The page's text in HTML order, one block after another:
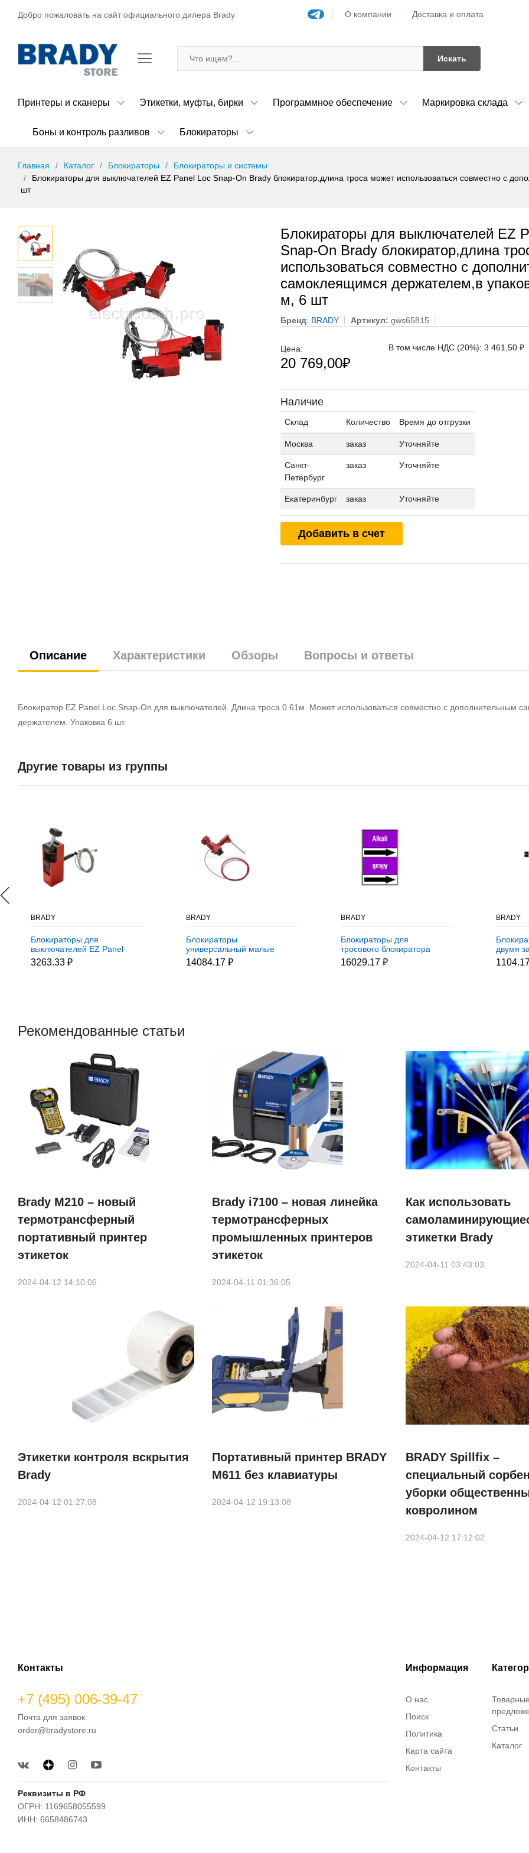
Добро пожаловать на сайт официального дилера Brady О компании Доставка и оплата
Искать
Принтеры и сканеры Этикетки, муфты, бирки Программное обеспечение Маркировка склада
Боны и контроль разливов Блокираторы
Главная Каталог Блокираторы
Блокираторы и системы
Блокираторы для выключателей EZ Panel Loc Snap-On Brady блокиратор,длина троса может использоваться совместно с
шт
Блокираторы для выключателей EZ
Snap-On Brady блокиратор,длина
использоваться совместно с
самоклеящимся держателем,в
м, 6 шт
Бренд: BRADY Артикул: gws65815
Цена:
20 769,00₽
В том числе НДС (20%): 3 461,50 ₽
Наличие
Склад Количество Время до отгрузки
Москва заказ Уточняйте
Санкт-
Петербург
заказ Уточняйте
Екатеринбург заказ Уточняйте
Добавить в счет
Описание Характеристики Обзоры Вопросы и ответы
Блокиратор EZ Panel Loc Snap-On для выключателей. Длина троса 0.61м. Может использоваться совместно с дополнительным
держателем. Упаковка 6 шт.
Другие товары из группы
BRADY
Блокираторы для
выключателей EZ Panel
Loc Clamp-On Brady
блокиратор,длина троса
3263.33 ₽
BRADY
Блокираторы
универсальный малые
Brady малый блокиратор
со стальным тросом, 2.44
14084.17 ₽
BRADY
Блокираторы для
тросового блокиратора
Brady
кабель,нержавеющая с
16029.17 ₽
BRADY
двумя
замков
Рекомендованные статьи
Brady М210 – новый
термотрансферный
портативный принтер
этикеток
2024-04-12 14:10:06
Brady i7100 – новая линейка
термотрансферных
промышленных принтеров
этикеток
2024-04-11 01:36:05
Как использовать
этикетки Brady
2024-04-11 03:43:03
Этикетки контроля вскрытия
Brady
2024-04-12 01:27:08
Портативный принтер BRADY
M611 без клавиатуры
2024-04-12 19:13:08
BRADY Spillfix –
специальный
уборки
ковролином
2024-04-12 17:12:02
Контакты
+7 (495) 006-39-47
Почта для заявок:
order@bradystore.ru
Реквизиты в РФ
ОГРН: 1169658055599
ИНН: 6658486743
Информация
О нас
Поиск
Политика
Карта сайта
Контакты
Товарные
Статьи
Каталог